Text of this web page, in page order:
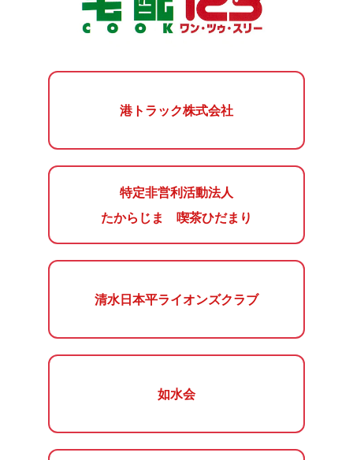
港トラック株式会社
特定非営利活動法人
たからじま 喫茶ひだまり
清水日本平ライオンズクラブ
如水会